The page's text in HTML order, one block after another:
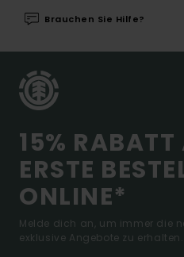
Brauchen Sie Hilfe?
15% RABATT
ERSTE
ONLINE*
Melde dich an, um immer die
exklusive Angebote zu erhalten.